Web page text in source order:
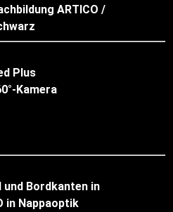
ARTICO /
Plus
Kamera
Bordkanten in
in Nappaoptik